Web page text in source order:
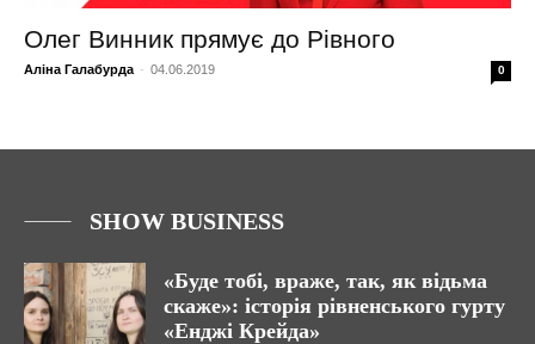
Олег Винник прямує до Рівного
Аліна Галабурда - 04.06.2019 0
SHOW BUSINESS
«Буде тобі, враже, так, як відьма
скаже»: історія рівненського гурту
«Енджі Крейда»